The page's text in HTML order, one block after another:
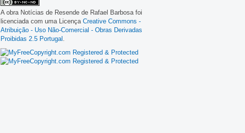
A obra Notícias de Resende de Rafael Barbosa foi
licenciada com uma Licença Creative Commons -
Atribuição - Uso Não-Comercial - Obras Derivadas
Proibidas 2.5 Portugal